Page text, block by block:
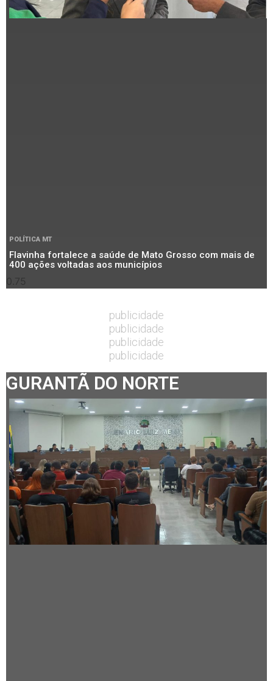
POLÍTICA MT
Flavinha fortalece a saúde de Mato Grosso com mais de
400 ações voltadas aos municípios
publicidade
publicidade
publicidade
publicidade
GURANTÃ DO NORTE